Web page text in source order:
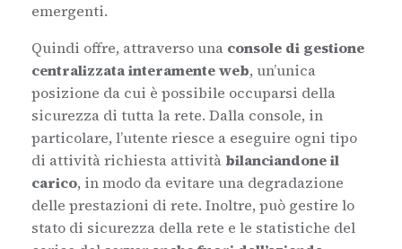
emergenti.
Quindi offre, attraverso una console di gestione
centralizzata interamente web, un’unica
posizione da cui è possibile occuparsi della
sicurezza di tutta la rete. Dalla console, in
particolare, l’utente riesce a eseguire ogni tipo
di attività richiesta attività bilanciandone il
carico, in modo da evitare una degradazione
delle prestazioni di rete. Inoltre, può gestire lo
stato di sicurezza della rete e le statistiche del